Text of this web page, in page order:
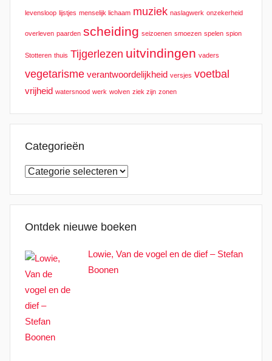
levensloop lijstjes menselijk lichaam muziek naslagwerk onzekerheid
overleven paarden scheiding seizoenen smoezen spelen spion
Stotteren thuis Tijgerlezen uitvindingen vaders
vegetarisme verantwoordelijkheid versjes voetbal
vrijheid watersnood werk wolven ziek zijn zonen
Categorieën
Categorieën
Ontdek nieuwe boeken
Lowie, Van de vogel en de dief – Stefan
Boonen